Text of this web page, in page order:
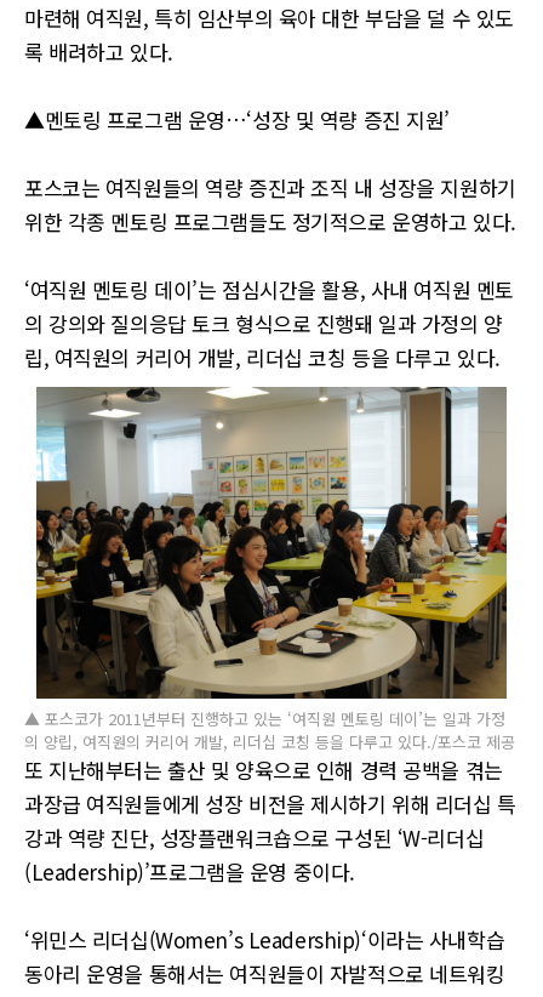
마련해 여직원, 특히 임산부의 육아 대한 부담을 덜 수 있도
록 배려하고 있다.
▲멘토링 프로그램 운영…‘성장 및 역량 증진 지원’
포스코는 여직원들의 역량 증진과 조직 내 성장을 지원하기
위한 각종 멘토링 프로그램들도 정기적으로 운영하고 있다.
‘여직원 멘토링 데이’는 점심시간을 활용, 사내 여직원 멘토
의 강의와 질의응답 토크 형식으로 진행돼 일과 가정의 양
립, 여직원의 커리어 개발, 리더십 코칭 등을 다루고 있다.
▲ 포스코가 2011년부터 진행하고 있는 ‘여직원 멘토링 데이’는 일과 가정
의 양립, 여직원의 커리어 개발, 리더십 코칭 등을 다루고 있다./포스코 제공
또 지난해부터는 출산 및 양육으로 인해 경력 공백을 겪는
과장급 여직원들에게 성장 비전을 제시하기 위해 리더십 특
강과 역량 진단, 성장플랜워크숍으로 구성된 ‘W-리더십
(Leadership)’프로그램을 운영 중이다.
‘위민스 리더십(Women’s Leadership)‘이라는 사내학습
동아리 운영을 통해서는 여직원들이 자발적으로 네트워킹